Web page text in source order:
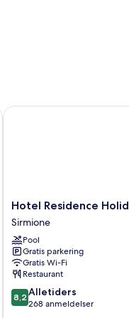
Hotel
Residence
Holiday
Sirmione
Hotel Residence
Sirmione
Pool
Gratis parkering
Gratis Wi-Fi
Restaurant
8.2
ud
8,2 Alletiders
268 anmeldelser
Hotel Residence Holiday